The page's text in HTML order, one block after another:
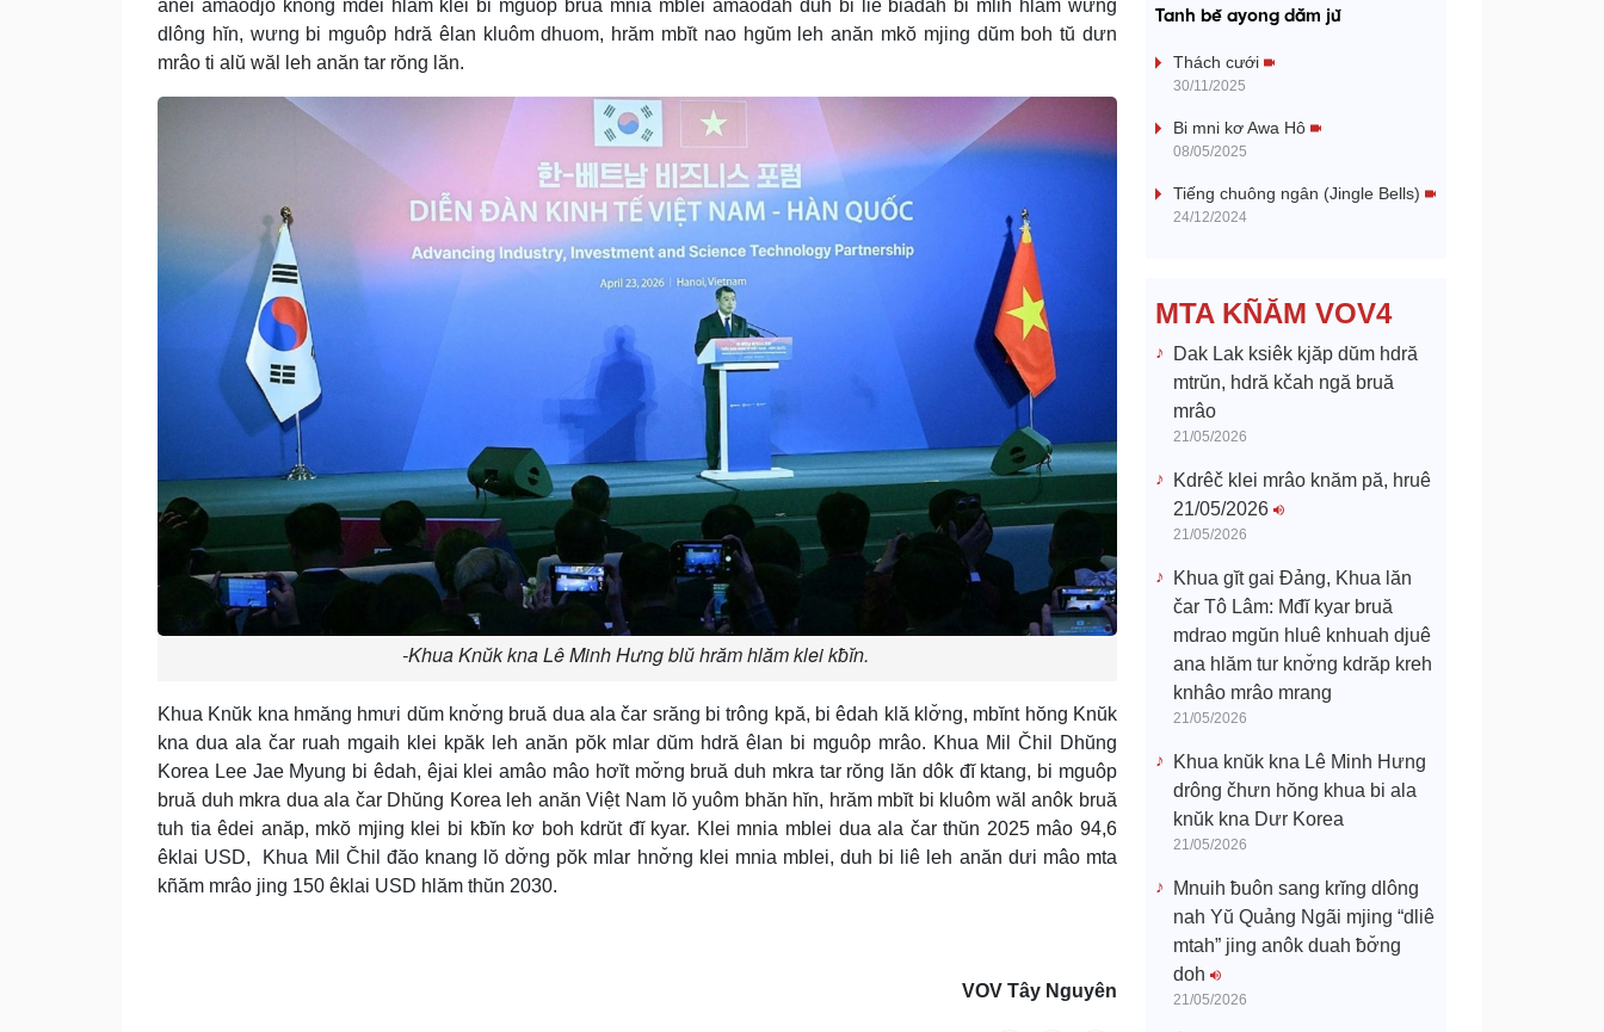
anei amâodjŏ knŏng mdei hlăm klei bi mguôp bruă mnia mblei amâodah duh bi liê ƀiădah bi mlih hlăm wưng
dlông hĭn, wưng bi mguôp hdră êlan kluôm dhuom, hrăm mbĭt nao hgŭm leh anăn mkŏ mjing dŭm boh tŭ dưn
mrâo ti alŭ wăl leh anăn tar rŏng lăn.
-Khua Knŭk kna Lê Minh Hưng blŭ hrăm hlăm klei kƀĭn.
Khua Knŭk kna hmăng hmưi dŭm knơ̆ng bruă dua ala čar srăng bi trông kpă, bi êdah klă klơ̆ng, mbĭnt hŏng Knŭk
kna dua ala čar ruah mgaih klei kpăk leh anăn pŏk mlar dŭm hdră êlan bi mguôp mrâo. Khua Mil Čhil Dhŭng
Korea Lee Jae Myung bi êdah, êjai klei amâo mâo hơĭt mơ̆ng bruă duh mkra tar rŏng lăn dôk đĭ ktang, bi mguôp
bruă duh mkra dua ala čar Dhŭng Korea leh anăn Việt Nam lŏ yuôm bhăn hĭn, hrăm mbĭt bi kluôm wăl anôk bruă
tuh tia êdei anăp, mkŏ mjing klei bi kƀĭn kơ boh kdrŭt đĭ kyar. Klei mnia mblei dua ala čar thŭn 2025 mâo 94,6
êklai USD, Khua Mil Čhil đăo knang lŏ dơ̆ng pŏk mlar hnơ̆ng klei mnia mblei, duh bi liê leh anăn dưi mâo mta
kñăm mrâo jing 150 êklai USD hlăm thŭn 2030.
VOV Tây Nguyên
a
V
o
Tanh bĕ ayong dăm jŭ
Thách cưới
30/11/2025
Bi mni kơ Awa Hô
08/05/2025
Tiếng chuông ngân (Jingle Bells)
24/12/2024
MTA KÑĂM VOV4
Dak Lak ksiêk kjăp dŭm hdră
mtrŭn, hdră kčah ngă bruă
mrâo
21/05/2026
Kdrêč klei mrâo knăm pă, hruê
21/05/2026
21/05/2026
Khua gĭt gai Đảng, Khua lăn
čar Tô Lâm: Mđĭ kyar bruă
mdrao mgŭn hluê knhuah djuê
ana hlăm tur knơ̆ng kdrăp kreh
knhâo mrâo mrang
21/05/2026
Khua knŭk kna Lê Minh Hưng
drông čhưn hŏng khua bi ala
knŭk kna Dưr Korea
21/05/2026
Mnuih ƀuôn sang krĭng dlông
nah Yŭ Quảng Ngãi mjing “dliê
mtah” jing anôk duah ƀơ̆ng
doh
21/05/2026